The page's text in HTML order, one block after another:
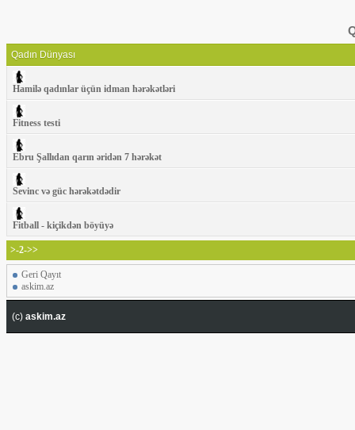
Qadın Dünyası
Hamilə qadınlar üçün idman hərəkətləri
Fitness testi
Ebru Şallıdan qarın əridən 7 hərəkət
Sevinc və güc hərəkətdədir
Fitball - kiçikdən böyüyə
>-2->>
Geri Qayıt
askim.az
(c) askim.az